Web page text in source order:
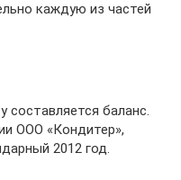
каждую из частей
составляется баланс.
ООО «Кондитер»,
2012 год.